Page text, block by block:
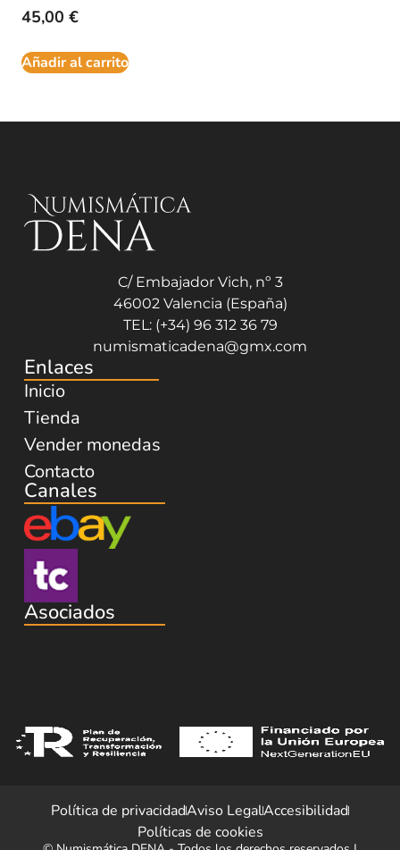
45,00 €
Añadir al carrito
C/ Embajador Vich, nº 3
46002 Valencia (España)
TEL: (+34) 96 312 36 79
numismaticadena@gmx.com
Enlaces
Inicio
Tienda
Vender monedas
Contacto
Canales
Asociados
Política de privacidadAviso LegalAccesibilidad
Políticas de cookies